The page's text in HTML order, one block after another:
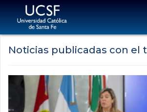
Noticias publicadas con el